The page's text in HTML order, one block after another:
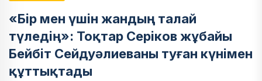
«Бір мен үшін жандың талай
түледің»: Тоқтар Серіков жұбайы
Бейбіт Сейдуәлиеваны туған күнімен
құттықтады